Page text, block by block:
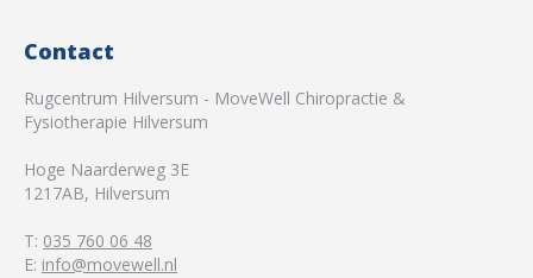
Contact
Rugcentrum Hilversum - MoveWell Chiropractie &
Fysiotherapie Hilversum
Hoge Naarderweg 3E
1217AB, Hilversum
T: 035 760 06 48
E: info@movewell.nl